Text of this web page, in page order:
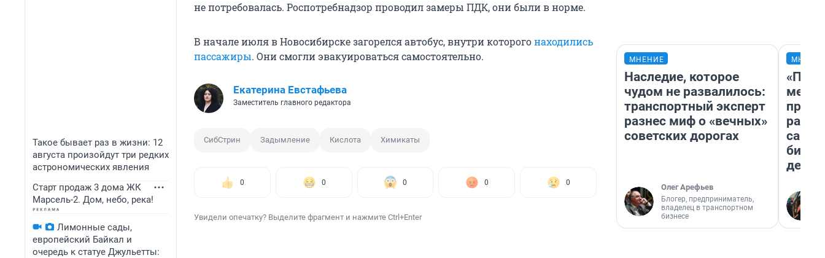
Такое бывает раз в жизни: 12
августа произойдут три редких
астрономических явления
Старт продаж 3 дома ЖК
Марсель-2. Дом, небо, река!
Лимонные сады,
европейский Байкал и
очередь к статуе Джульетты:
не потребовалась. Роспотребнадзор проводил замеры ПДК, они были в норме.
В начале июля в Новосибирске загорелся автобус, внутри которогонаходились
пассажиры. Они смогли эвакуироваться самостоятельно.
Екатерина Евстафьева
Заместитель главного редактора
СибСтрин Задымление Кислота Химикаты
0 0 0 0 0
Увидели опечатку? Выделите фрагмент и нажмите Ctrl+Enter
МНЕНИЕ
Наследие, которое
чудом не развалилось:
транспортный эксперт
разнес миф о «вечных»
советских дорогах
Олег Арефьев
Блогер, предприниматель,
владелец в транспортном
бизнесе